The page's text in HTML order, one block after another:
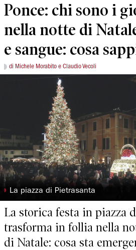
Ponce: chi sono i
nella notte di
e sangue: cosa
di Michele Morabito e Claudio Vecoli
◗ La piazza di Pietrasanta
La storica festa in piazza
trasforma in follia nella
di Natale: cosa sta